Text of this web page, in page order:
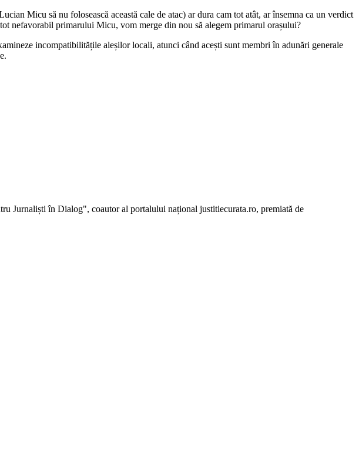
Micu să nu folosească această cale de atac) ar dura cam tot atât, ar însemna ca un verdict
nefavorabil primarului Micu, vom merge din nou să alegem primarul orașului?
incompatibilitățile aleșilor locali, atunci când acești sunt membri în adunări generale
Jurnaliști în Dialog", coautor al portalului național justitiecurata.ro, premiată de